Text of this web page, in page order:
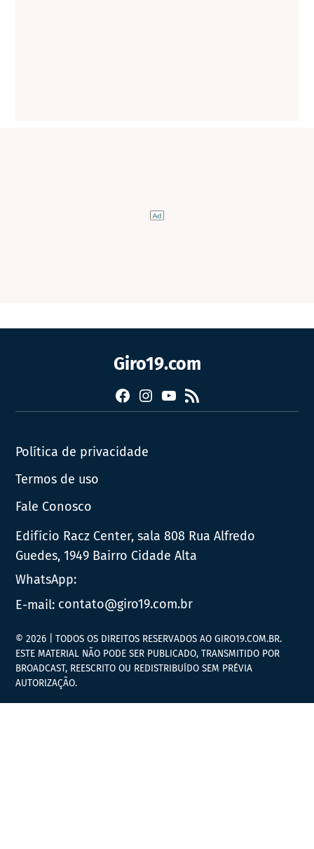
Giro19.com
FacebookInstagram
YouTube
RSS
Política de privacidade
Termos de uso
Fale Conosco
Edifício Racz Center, sala 808 Rua Alfredo
Guedes, 1949 Bairro Cidade Alta
WhatsApp:
E-mail: contato@giro19.com.br
© 2026 | TODOS OS DIREITOS RESERVADOS AO GIRO19.COM.BR.
ESTE MATERIAL NÃO PODE SER PUBLICADO, TRANSMITIDO POR
BROADCAST, REESCRITO OU REDISTRIBUÍDO SEM PRÉVIA
AUTORIZAÇÃO.